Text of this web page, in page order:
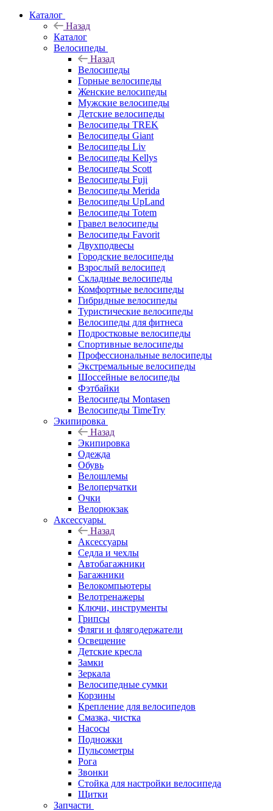
Каталог
Назад
Каталог
Велосипеды
Назад
Велосипеды
Горные велосипеды
Женские велосипеды
Мужские велосипеды
Детские велосипеды
Велосипеды TREK
Велосипеды Giant
Велосипеды Liv
Велосипеды Kellys
Велосипеды Scott
Велосипеды Fuji
Велосипеды Merida
Велосипеды UpLand
Велосипеды Totem
Гравел велосипеды
Велосипеды Favorit
Двухподвесы
Городские велосипеды
Взрослый велосипед
Складные велосипеды
Комфортные велосипеды
Гибридные велосипеды
Туристические велосипеды
Велосипеды для фитнеса
Подростковые велосипеды
Спортивные велосипеды
Профессиональные велосипеды
Экстремальные велосипеды
Шоссейные велосипеды
Фэтбайки
Велосипеды Montasen
Велосипеды TimeTry
Экипировка
Назад
Экипировка
Одежда
Обувь
Велошлемы
Велоперчатки
Очки
Велорюкзак
Аксессуары
Назад
Аксессуары
Седла и чехлы
Автобагажники
Багажники
Велокомпьютеры
Велотренажеры
Ключи, инструменты
Грипсы
Фляги и флягодержатели
Освещение
Детские кресла
Замки
Зеркала
Велосипедные сумки
Корзины
Крепление для велосипедов
Смазка, чистка
Насосы
Подножки
Пульсометры
Рога
Звонки
Стойка для настройки велосипеда
Щитки
Запчасти